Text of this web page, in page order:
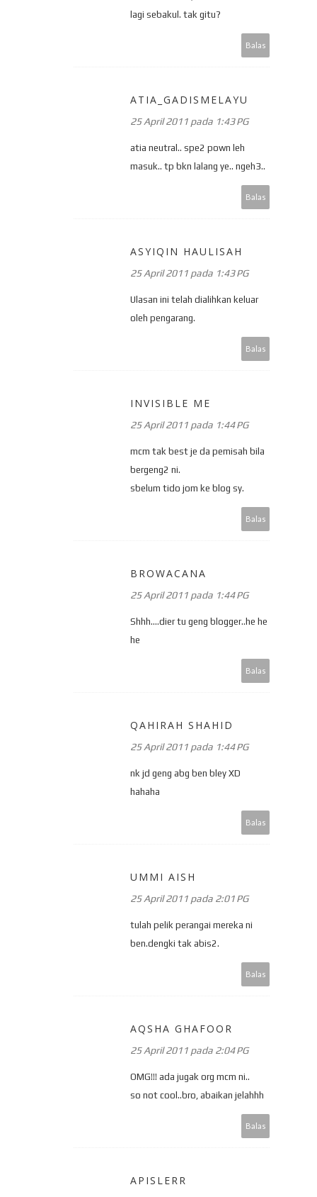
lagi sebakul. tak gitu?
Balas
ATIA_GADISMELAYU
25 April 2011 pada 1:43 PG
atia neutral.. spe2 pown leh
masuk.. tp bkn lalang ye.. ngeh3..
Balas
ASYIQIN HAULISAH
25 April 2011 pada 1:43 PG
Ulasan ini telah dialihkan keluar
oleh pengarang.
Balas
INVISIBLE ME
25 April 2011 pada 1:44 PG
mcm tak best je da pemisah bila
bergeng2 ni.
sbelum tido jom ke blog sy.
Balas
BROWACANA
25 April 2011 pada 1:44 PG
Shhh....dier tu geng blogger..he he
he
Balas
QAHIRAH SHAHID
25 April 2011 pada 1:44 PG
nk jd geng abg ben bley XD
hahaha
Balas
UMMI AISH
25 April 2011 pada 2:01 PG
tulah pelik perangai mereka ni
ben.dengki tak abis2.
Balas
AQSHA GHAFOOR
25 April 2011 pada 2:04 PG
OMG!!! ada jugak org mcm ni..
so not cool..bro, abaikan jelahhh
Balas
APISLERR